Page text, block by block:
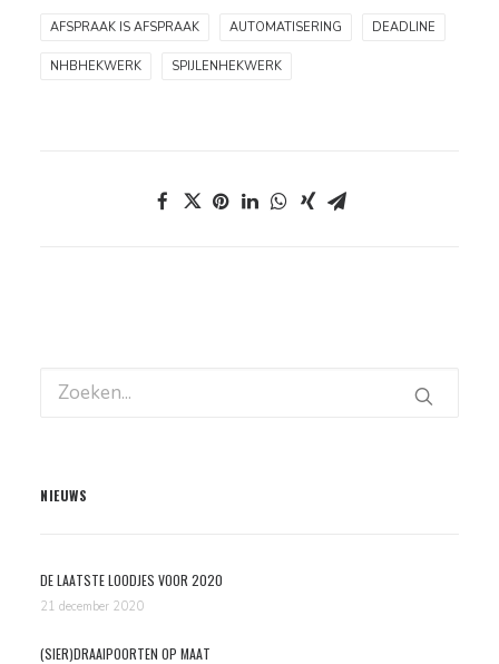
AFSPRAAK IS AFSPRAAK AUTOMATISERING DEADLINE
NHBHEKWERK SPIJLENHEKWERK
NIEUWS
DE LAATSTE LOODJES VOOR 2020
21 december 2020
(SIER)DRAAIPOORTEN OP MAAT